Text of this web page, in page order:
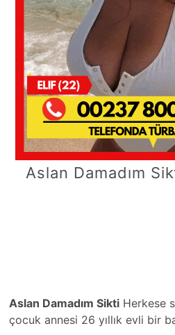
Aslan Damadım
Aslan Damadım Sikti Herkese
çocuk annesi 26 yıllık evli bir